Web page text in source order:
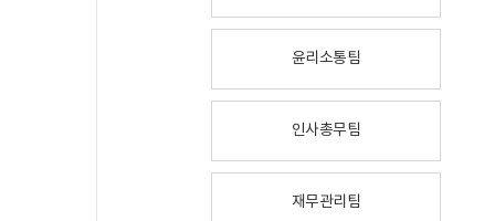
윤리소통팀
인사총무팀
재무관리팀